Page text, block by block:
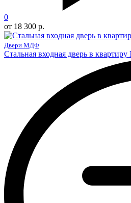
0
от 18 300 р.
Двери МДФ
Стальная входная дверь в